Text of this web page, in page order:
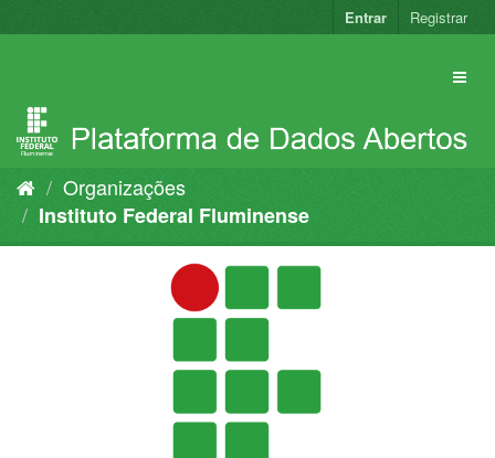
para
Entrar Registrar
Organizações
Instituto Federal Fluminense